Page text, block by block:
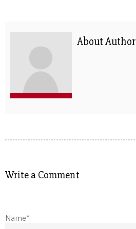
About Author
Write a Comment
Name*